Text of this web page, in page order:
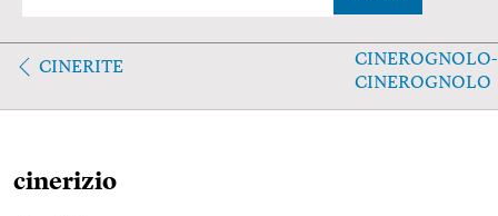
CINERITE
CINEROGNOLO-
CINEROGNOLO
cinerizio